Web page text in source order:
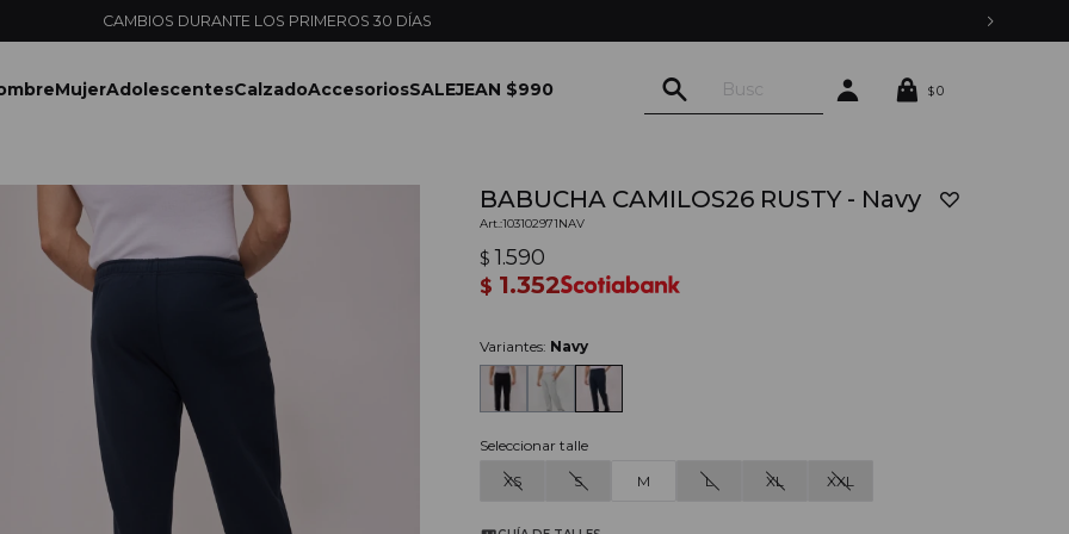
ENVÍOS EXPRESS EN MONTEVIDEO CON PEDIDOS YA
MujerAdolescentesCalzadoAccesoriosSALEJEAN $990 $0
BABUCHA CAMILOS26 RUSTY - Navy
103102971NAV
$ 1.590
$ 1.352
Variantes: Navy
Seleccionar talle
XS
S M L XL XXL